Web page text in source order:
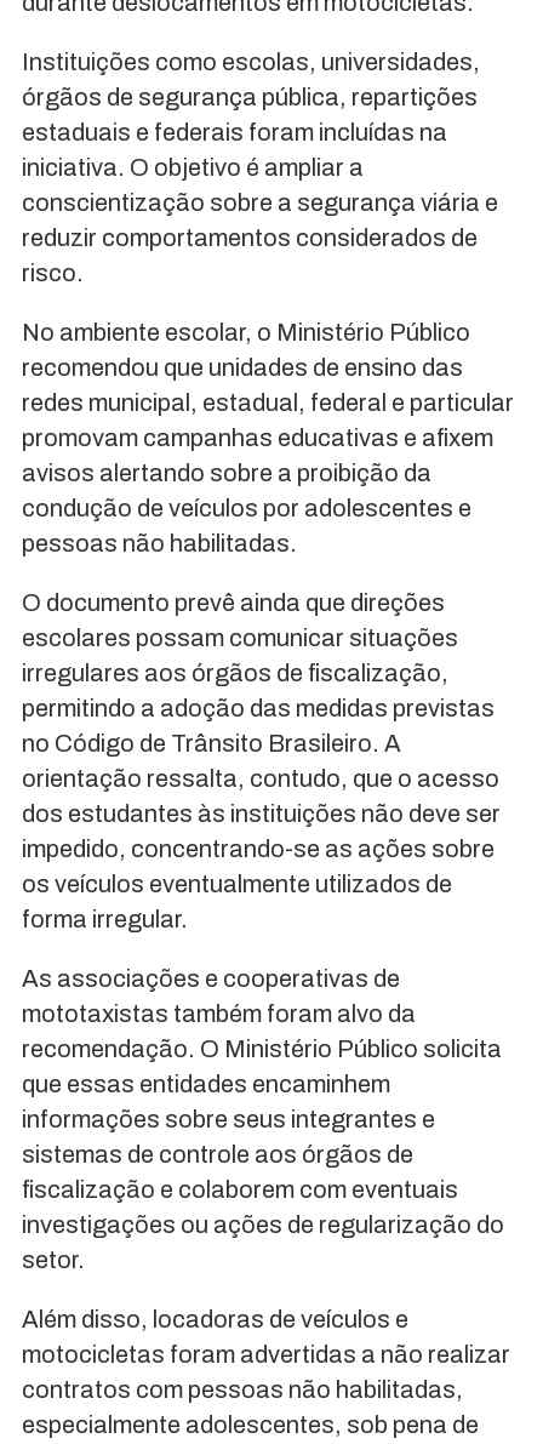
Instituições como escolas, universidades,
órgãos de segurança pública, repartições
estaduais e federais foram incluídas na
iniciativa. O objetivo é ampliar a
conscientização sobre a segurança viária e
reduzir comportamentos considerados de
risco.
No ambiente escolar, o Ministério Público
recomendou que unidades de ensino das
redes municipal, estadual, federal e particular
promovam campanhas educativas e afixem
avisos alertando sobre a proibição da
condução de veículos por adolescentes e
pessoas não habilitadas.
O documento prevê ainda que direções
escolares possam comunicar situações
irregulares aos órgãos de fiscalização,
permitindo a adoção das medidas previstas
no Código de Trânsito Brasileiro. A
orientação ressalta, contudo, que o acesso
dos estudantes às instituições não deve ser
impedido, concentrando-se as ações sobre
os veículos eventualmente utilizados de
forma irregular.
As associações e cooperativas de
mototaxistas também foram alvo da
recomendação. O Ministério Público solicita
que essas entidades encaminhem
informações sobre seus integrantes e
sistemas de controle aos órgãos de
fiscalização e colaborem com eventuais
investigações ou ações de regularização do
setor.
Além disso, locadoras de veículos e
motocicletas foram advertidas a não realizar
contratos com pessoas não habilitadas,
especialmente adolescentes, sob pena de